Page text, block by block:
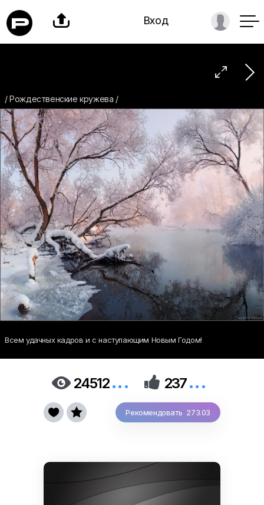
 Вход

/ Рождественские кружева /
Всем удачных кадров и с наступающим Новым Годом!
 24512...  237...
Рекомендовать 273.03
 